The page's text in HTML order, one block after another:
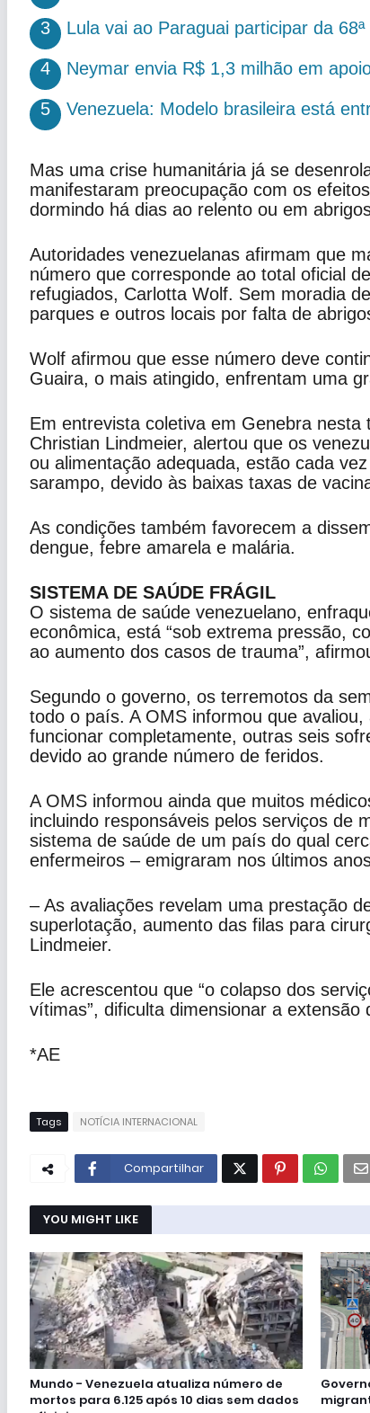
3 Lula vai ao Paraguai participar da
4 Neymar envia R$ 1,3 milhão em
5 Venezuela: Modelo brasileira está
Mas uma crise humanitária já se
manifestaram preocupação com os
dormindo há dias ao relento ou em
Autoridades venezuelanas afirmam que
número que corresponde ao total oficial
refugiados, Carlotta Wolf. Sem moradia
parques e outros locais por falta de
Wolf afirmou que esse número deve
Guaira, o mais atingido, enfrentam uma
Em entrevista coletiva em Genebra
Christian Lindmeier, alertou que os
ou alimentação adequada, estão cada
sarampo, devido às baixas taxas de
As condições também favorecem a
dengue, febre amarela e malária.
SISTEMA DE SAÚDE FRÁGIL
O sistema de saúde venezuelano,
econômica, está “sob extrema pressão,
ao aumento dos casos de trauma”,
Segundo o governo, os terremotos da
todo o país. A OMS informou que
funcionar completamente, outras seis
devido ao grande número de feridos.
A OMS informou ainda que muitos
incluindo responsáveis pelos serviços de
sistema de saúde de um país do qual
enfermeiros – emigraram nos últimos
– As avaliações revelam uma prestação
superlotação, aumento das filas para
Lindmeier.
Ele acrescentou que “o colapso dos
vítimas”, dificulta dimensionar a extensão
*AE
Tags NOTÍCIA INTERNACIONAL
Compartilhar
YOU MIGHT LIKE
Mundo - Venezuela atualiza número de
mortos para 6.125 após 10 dias sem dados